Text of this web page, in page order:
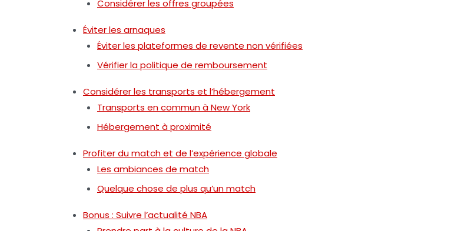
Considérer les offres groupées
Éviter les arnaques
Éviter les plateformes de revente non vérifiées
Vérifier la politique de remboursement
Considérer les transports et l’hébergement
Transports en commun à New York
Hébergement à proximité
Profiter du match et de l’expérience globale
Les ambiances de match
Quelque chose de plus qu’un match
Bonus : Suivre l’actualité NBA